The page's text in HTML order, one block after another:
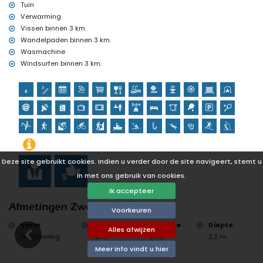
Deze site gebruikt cookies. Indien u verder door de site navigeert, stemt u
in met ons gebruik van cookies.
Ik accepteer
Voorkeuren
Alles afwijzen
Meer info vindt u hier
tennis, paardrijden, wandelen, mountainbiken, fietsen, kanoën,
kajakken, vissen, duiken, snorkelen, surfen en windsurfen (binnen 5
kilometer van de villa)
golf (Club de Golf Javea) en waterskiën (binnen 10 kilometer van
de villa)
klimmen (binnen 25 kilometer van de villa)
Tuin
Verwarming
Vissen binnen 3 km.
Wandelpaden binnen 3 km.
Wasmachine
Windsurfen binnen 3 km.
Afmetingen Zwembad
Vorm:
rechthoekig
12 m.
Breedte:
5 m.
Diepte:
2,2 m.